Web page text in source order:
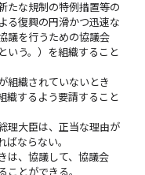
たな規制の特例措置等の
る復興の円滑かつ迅速な
議を行うための協議会
いう。）を組織すること
組織されていないとき
織するよう要請すること
理大臣は、正当な理由が
ならない。
は、協議して、協議会
ことができる。